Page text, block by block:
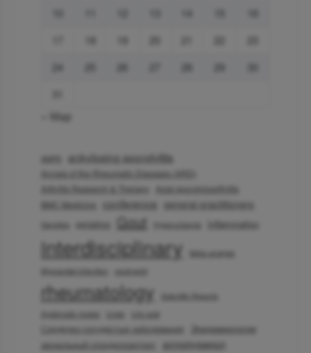
24
« Мар
ankylosing spondylitis
Annals of the Rheumatic Diseases (ARD)
Arthritis Research & Therapy
Axial spondyloarthritis
BMC Medicine
conference general practitioners
Genetics geriatrics Gout Hyperuricemia Inflammation
interdisciplinary
Meta-analysis
Myocardial infarction
neutrophil
rheumatology
Scientific Reports
Systematic review
Uric acid
Сердечно-сосудистые заболевания Эпидемиология
аксиальный спондилоартрит аллопуринол